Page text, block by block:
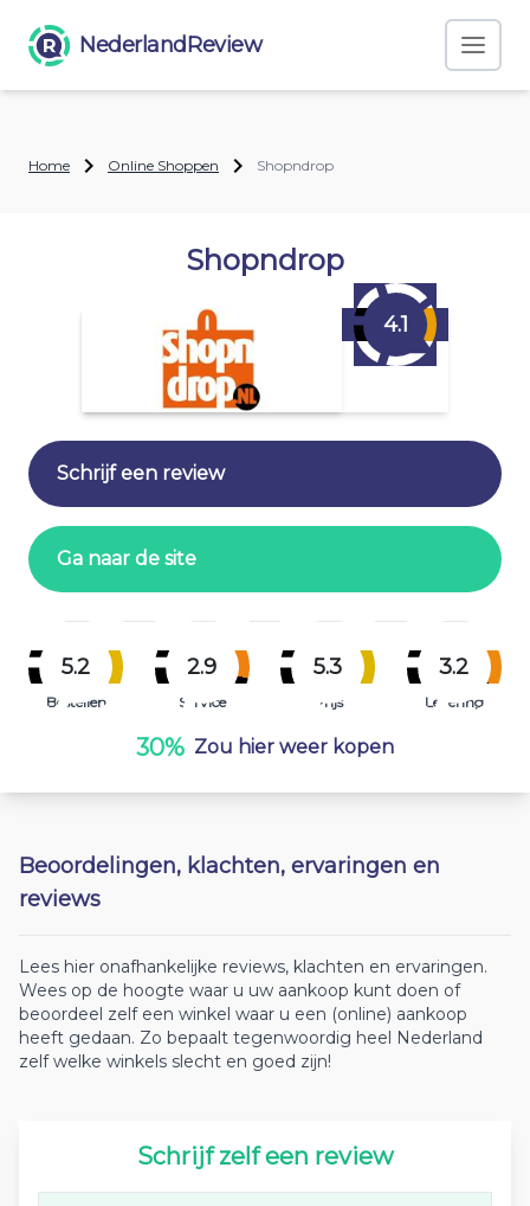
NederlandReview
Home Online Shoppen Shopndrop
Shopndrop
4.1
Schrijf een review
Ga naar de site
5.2
Bestellen
2.9
Service
5.3
Prijs
3.2
Levering
30% Zou hier weer kopen
Beoordelingen, klachten, ervaringen en
reviews
Lees hier onafhankelijke reviews, klachten en ervaringen.
Wees op de hoogte waar u uw aankoop kunt doen of
beoordeel zelf een winkel waar u een (online) aankoop
heeft gedaan. Zo bepaalt tegenwoordig heel Nederland
zelf welke winkels slecht en goed zijn!
Schrijf zelf een review